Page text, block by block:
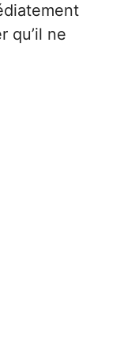
qu’il ne